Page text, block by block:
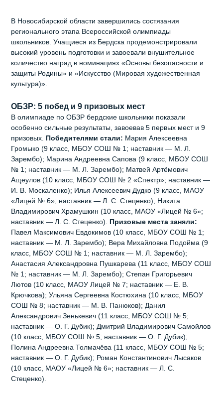
В Новосибирской области завершились состязания
регионального этапа Всероссийской олимпиады
школьников. Учащиеся из Бердска продемонстрировали
высокий уровень подготовки и завоевали внушительное
количество наград в номинациях «Основы безопасности и
защиты Родины» и «Искусство (Мировая художественная
культура)».
ОБЗР: 5 побед и 9 призовых мест
В олимпиаде по ОБЗР бердские школьники показали
особенно сильные результаты, завоевав 5 первых мест и 9
призовых. Победителями стали: Мария Алексеевна
Громыко (9 класс, МБОУ СОШ № 1; наставник — М. Л.
Зарембо); Марина Андреевна Сапова (9 класс, МБОУ СОШ
№ 1; наставник — М. Л. Зарембо); Матвей Артёмович
Ащеулов (10 класс, МБОУ СОШ № 2 «Спектр»; наставник —
И. В. Москаленко); Илья Алексеевич Дудко (9 класс, МАОУ
«Лицей № 6»; наставник — Л. С. Стеценко); Никита
Владимирович Храмушкин (10 класс, МАОУ «Лицей № 6»;
наставник — Л. С. Стеценко). Призовые места заняли:
Павел Максимович Евдокимов (10 класс, МБОУ СОШ № 1;
наставник — М. Л. Зарембо); Вера Михайловна Подойма (9
класс, МБОУ СОШ № 1; наставник — М. Л. Зарембо);
Анастасия Александровна Пушкарева (11 класс, МБОУ СОШ
№ 1; наставник — М. Л. Зарембо); Степан Григорьевич
Лютов (10 класс, МАОУ Лицей № 7; наставник — Е. В.
Крючкова); Ульяна Сергеевна Костюхина (10 класс, МБОУ
СОШ № 8; наставник — М. В. Панюков); Данил
Александрович Зенькевич (11 класс, МБОУ СОШ № 5;
наставник — О. Г. Дубик); Дмитрий Владимирович Самойлов
(10 класс, МБОУ СОШ № 5; наставник — О. Г. Дубик);
Полина Андреевна Толмачёва (11 класс, МБОУ СОШ № 5;
наставник — О. Г. Дубик); Роман Константинович Лысаков
(10 класс, МАОУ «Лицей № 6»; наставник — Л. С.
Стеценко).